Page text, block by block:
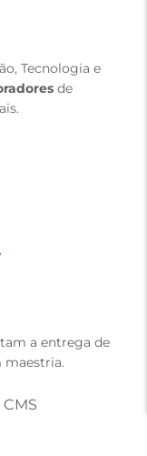
Tecnologia e
de
a entrega de
maestria.